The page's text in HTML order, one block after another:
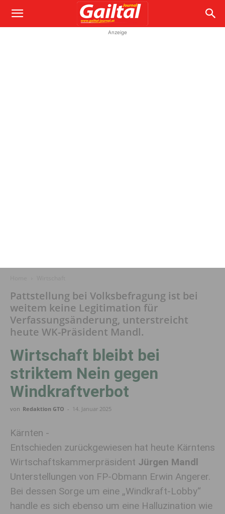
Anzeige
Pattstellung bei Volksbefragung ist bei
weitem keine Legitimation für
Verfassungsänderung, unterstreicht
heute WK-Präsident Mandl.
Wirtschaft bleibt bei
striktem Nein gegen
Windkraftverbot
von Redaktion GTO - 14. Januar 2025
Kärnten -
Entschieden zurückgewiesen hat heute Kärntens
Wirtschaftskammerpräsident Jürgen Mandl
Unterstellungen von FP-Obmann Erwin Angerer.
Bei dessen Sorge um eine „Windkraft-Lobby“
handle es sich ebenso um eine Halluzination wie